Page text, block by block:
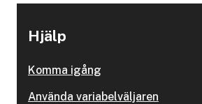
Hjälp
Komma igång
Använda variabelväljaren